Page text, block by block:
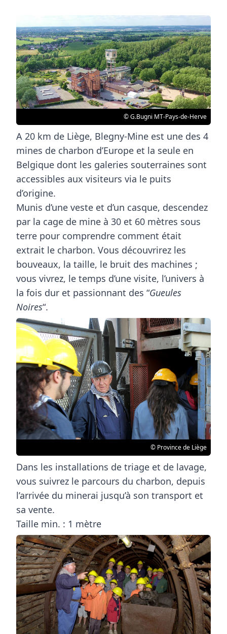
© G.Bugni MT-Pays-de-Herve
A 20 km de Liège, Blegny-Mine est une des 4
mines de charbon d’Europe et la seule en
Belgique dont les galeries souterraines sont
accessibles aux visiteurs via le puits
d’origine.
Munis d’une veste et d’un casque, descendez
par la cage de mine à 30 et 60 mètres sous
terre pour comprendre comment était
extrait le charbon. Vous découvrirez les
bouveaux, la taille, le bruit des machines ;
vous vivrez, le temps d’une visite, l’univers à
la fois dur et passionnant des “Gueules
Noires“.
© Province de Liège
Dans les installations de triage et de lavage,
vous suivrez le parcours du charbon, depuis
l’arrivée du minerai jusqu’à son transport et
sa vente.
Taille min. : 1 mètre